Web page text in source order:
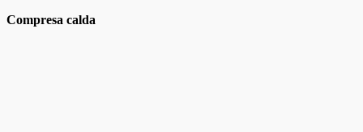
Compresa calda